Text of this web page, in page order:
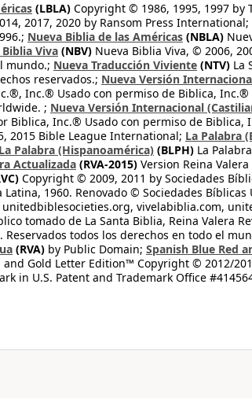
(LBLA) Copyright © 1986, 1995, 1997 by
2017, 2020 by Ransom Press International;
Nueva Biblia de las Américas (NBLA)
Viva (NBV) Nueva Biblia Viva, © 2006,
mundo.; Nueva Traducción Viviente (NTV) La
reservados.; Nueva Versión
Inc.® Usado con permiso de Biblica,
; Nueva Versión Internacional
Biblica, Inc.® Usado con permiso de
2015 Bible League International; La Palabra
La Palabra (Hispanoamérica) (BLPH) La
Actualizada (RVA-2015) Version Reina
Copyright © 2009, 2011 by Sociedades
Latina, 1960. Renovado © Sociedades
vivelabiblia.com,
tomado de La Santa Biblia, Reina Valera
Reservados todos los derechos en todo el
(RVA) by Public Domain; Spanish Blue Red
and Gold Letter Edition™ Copyright © 2012/
in U.S. Patent and Trademark Office